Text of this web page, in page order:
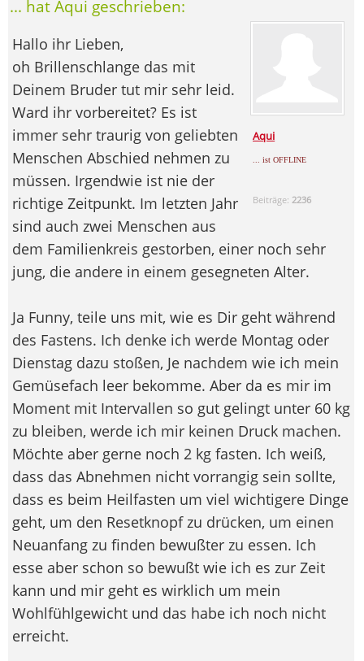
... hat Aqui geschrieben:
Aqui
... ist OFFLINE
Beiträge: 2236
Hallo ihr Lieben,
oh Brillenschlange das mit
Deinem Bruder tut mir sehr leid.
Ward ihr vorbereitet? Es ist
immer sehr traurig von geliebten
Menschen Abschied nehmen zu
müssen. Irgendwie ist nie der
richtige Zeitpunkt. Im letzten Jahr
sind auch zwei Menschen aus
dem Familienkreis gestorben, einer noch sehr
jung, die andere in einem gesegneten Alter.
Ja Funny, teile uns mit, wie es Dir geht während
des Fastens. Ich denke ich werde Montag oder
Dienstag dazu stoßen, Je nachdem wie ich mein
Gemüsefach leer bekomme. Aber da es mir im
Moment mit Intervallen so gut gelingt unter 60 kg
zu bleiben, werde ich mir keinen Druck machen.
Möchte aber gerne noch 2 kg fasten. Ich weiß,
dass das Abnehmen nicht vorrangig sein sollte,
dass es beim Heilfasten um viel wichtigere Dinge
geht, um den Resetknopf zu drücken, um einen
Neuanfang zu finden bewußter zu essen. Ich
esse aber schon so bewußt wie ich es zur Zeit
kann und mir geht es wirklich um mein
Wohlfühlgewicht und das habe ich noch nicht
erreicht.